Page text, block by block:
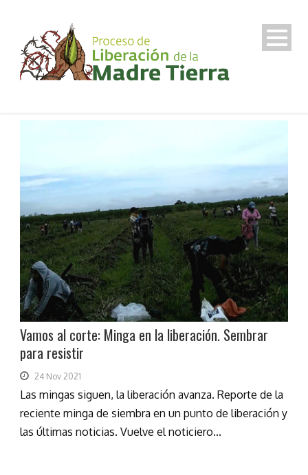
Vamos al corte: Minga en la liberación. Sembrar
para resistir
24 Nov 2021
Las mingas siguen, la liberación avanza. Reporte de la
reciente minga de siembra en un punto de liberación y
las últimas noticias. Vuelve el noticiero...